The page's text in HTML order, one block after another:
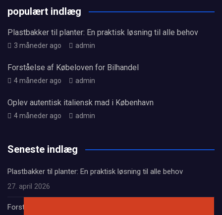
populært indlæg
Plastbakker til planter: En praktisk løsning til alle behov
3 måneder ago admin
Forståelse af Købeloven for Bilhandel
4 måneder ago admin
Oplev autentisk italiensk mad i København
4 måneder ago admin
Seneste indlæg
Plastbakker til planter: En praktisk løsning til alle behov
27. april 2026
Forståelse af Købeloven for Bilhandel